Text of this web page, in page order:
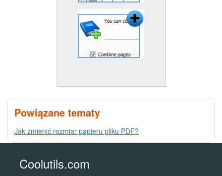
Powiązane tematy
Jak zmienić rozmiar papieru pliku PDF?
Coolutils.com